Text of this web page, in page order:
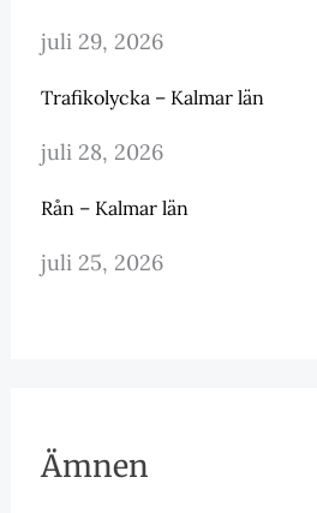
juli 29, 2026
Trafikolycka – Kalmar län
juli 28, 2026
Rån – Kalmar län
juli 25, 2026
Ämnen